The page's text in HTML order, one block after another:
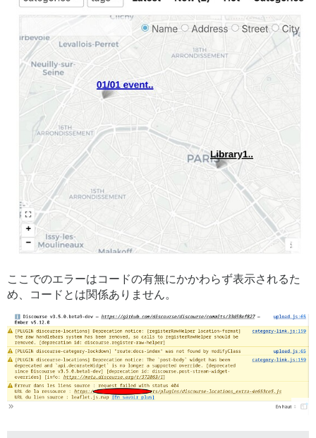
ここでのエラーはコードの有無にかかわらず表示されるた
め、コードとは関係ありません。